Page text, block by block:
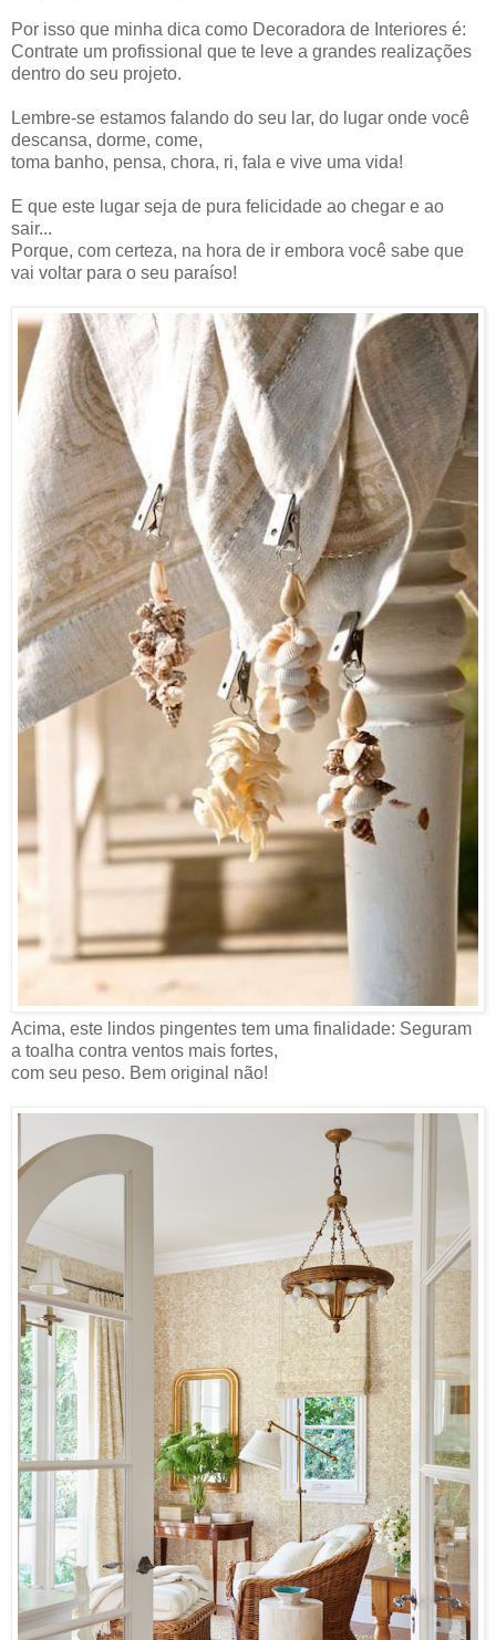
Por isso que minha dica como Decoradora de Interiores é:
Contrate um profissional que te leve a grandes realizações
dentro do seu projeto.
Lembre-se estamos falando do seu lar, do lugar onde você
descansa, dorme, come,
toma banho, pensa, chora, ri, fala e vive uma vida!
E que este lugar seja de pura felicidade ao chegar e ao
sair...
Porque, com certeza, na hora de ir embora você sabe que
vai voltar para o seu paraíso!
Acima, este lindos pingentes tem uma finalidade: Seguram
a toalha contra ventos mais fortes,
com seu peso. Bem original não!